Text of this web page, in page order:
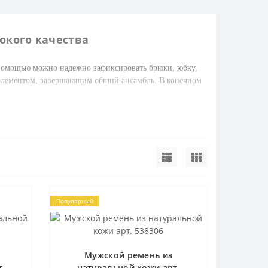
качества
можно надежно зафиксировать брюки, юбку,
завершающим общий ансамбль. В конечном
практически всем возрастным группам, от
варианты);
Он включает любые модели от
и удобнее.
Популярный
Мужской ремень из